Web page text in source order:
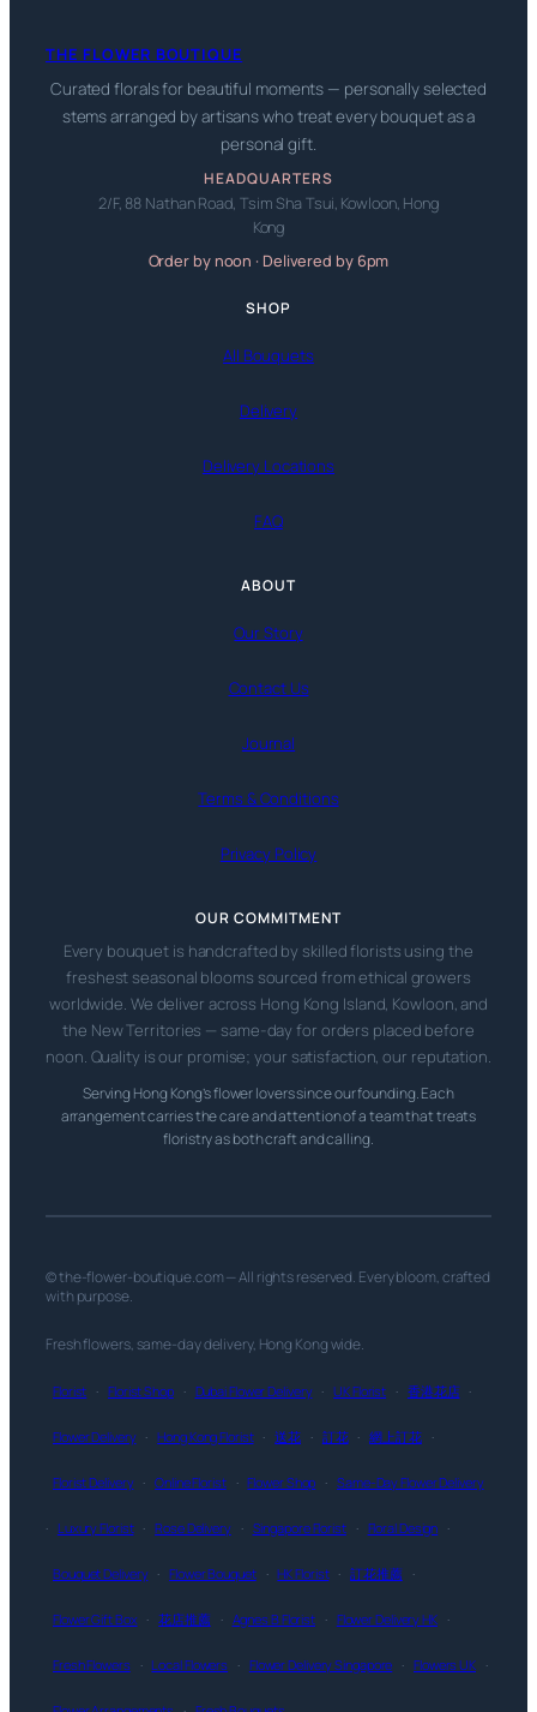
THE FLOWER BOUTIQUE
Curated florals for beautiful moments — personally selected
stems arranged by artisans who treat every bouquet as a
personal gift.
HEADQUARTERS
2/F, 88 Nathan Road, Tsim Sha Tsui, Kowloon, Hong
Kong
Order by noon · Delivered by 6pm
SHOP
All Bouquets
Delivery
Delivery Locations
FAQ
ABOUT
Our Story
Contact Us
Journal
Terms & Conditions
Privacy Policy
OUR COMMITMENT
Every bouquet is handcrafted by skilled florists using the
freshest seasonal blooms sourced from ethical growers
worldwide. We deliver across Hong Kong Island, Kowloon, and
the New Territories — same-day for orders placed before
noon. Quality is our promise; your satisfaction, our reputation.
Serving Hong Kong’s flower lovers since our founding. Each
arrangement carries the care and attention of a team that treats
floristry as both craft and calling.
© the-flower-boutique.com — All rights reserved. Every bloom, crafted
with purpose.
Fresh flowers, same-day delivery, Hong Kong wide.
Florist · Florist Shop · Dubai Flower Delivery · UK Florist · 香港花店 ·
Flower Delivery · Hong Kong Florist · 送花 · 訂花 · 網上訂花 ·
Florist Delivery · Online Florist · Flower Shop · Same-Day Flower Delivery
· Luxury Florist · Rose Delivery · Singapore Florist · Floral Design ·
Bouquet Delivery · Flower Bouquet · HK Florist · 訂花推薦 ·
Flower Gift Box · 花店推薦 · Agnes B Florist · Flower Delivery HK ·
Fresh Flowers · Local Flowers · Flower Delivery Singapore · Flowers UK ·